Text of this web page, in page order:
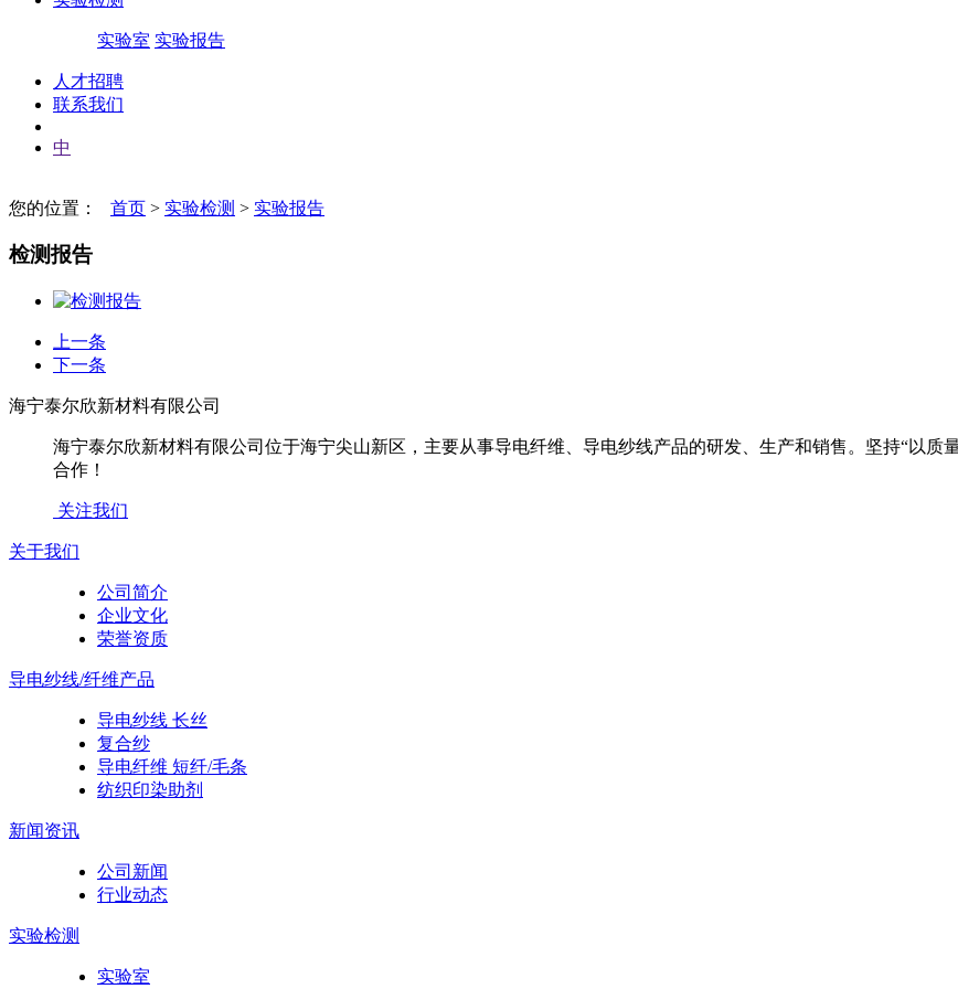
实验室 实验报告
人才招聘
联系我们
中
您的位置： 首页 > 实验检测 > 实验报告
检测报告
上一条
下一条
海宁泰尔欣新材料有限公司
海宁泰尔欣新材料有限公司位于海宁尖山新区，主要从事导电纤维、导电纱线产品的研发、生产和销售。坚持“以
合作！
关注我们
关于我们
公司简介
企业文化
荣誉资质
导电纱线/纤维产品
导电纱线 长丝
复合纱
导电纤维 短纤/毛条
纺织印染助剂
新闻资讯
公司新闻
行业动态
实验检测
实验室